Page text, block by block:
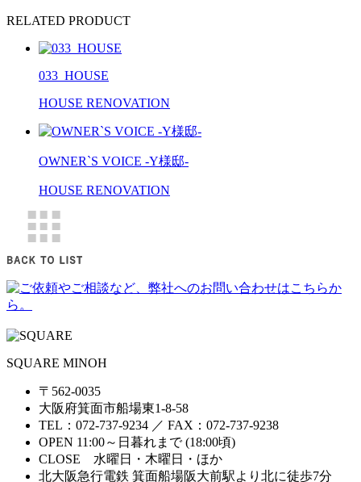
RELATED PRODUCT
033_HOUSE
HOUSE RENOVATION
OWNER`S VOICE -Y様邸-
HOUSE RENOVATION
SQUARE MINOH
〒562-0035
大阪府箕面市船場東1-8-58
TEL：072-737-9234 ／ FAX：072-737-9238
OPEN 11:00～日暮れまで (18:00頃)
CLOSE 水曜日・木曜日・ほか
北大阪急行電鉄 箕面船場阪大前駅より北に徒歩7分